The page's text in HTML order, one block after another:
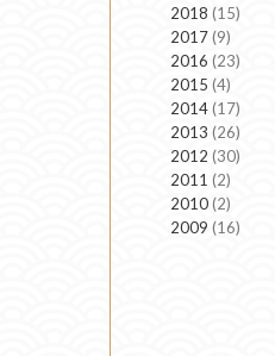
2018 (15)
2017(9)
2016 (23)
2015 (4)
2014(17)
2013 (26)
2012 (30)
2011 (2)
2010(2)
2009 (16)